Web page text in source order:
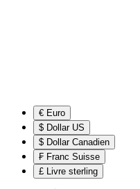
€ Euro
$ Dollar US
$ Dollar Canadien
₣ Franc Suisse
£ Livre sterling